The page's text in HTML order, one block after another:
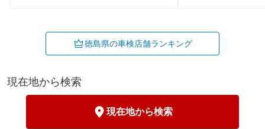
徳島県の車検店舗ランキング
現在地から検索
現在地から検索